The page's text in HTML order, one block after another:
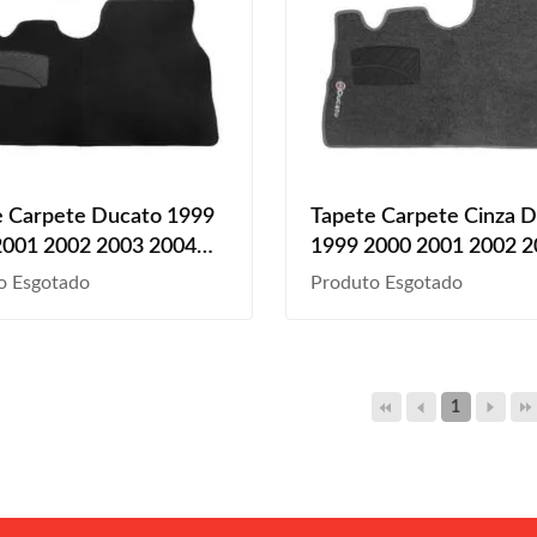
Carpete Ducato 1999
2002 2003 2004
2007 2008 2009
Esgotado
Tapete Carpete Cinza
1999 2000 2001 2002
2004 2005 2006 2007
Produto Esgotado
1